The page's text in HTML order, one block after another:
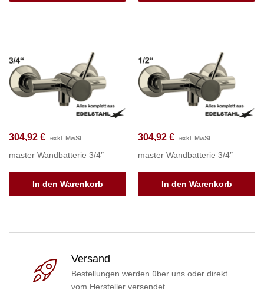
304,92 € exkl. MwSt.
master Wandbatterie 3/4″
In den Warenkorb
304,92 € exkl. MwSt.
master Wandbatterie 3/4″
In den Warenkorb
Versand
Bestellungen werden über uns oder direkt
vom Hersteller versendet